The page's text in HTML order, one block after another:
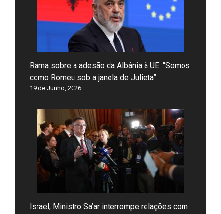
Rama sobre a adesão da Albânia à UE: “Somos
como Romeu sob a janela de Julieta”
19 de Junho, 2026
Israel, Ministro Sa’ar interrompe relações com